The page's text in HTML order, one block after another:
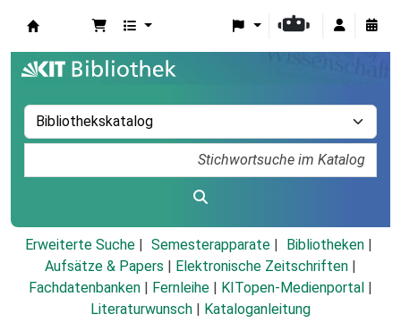
Erweiterte Suche Semesterapparate
Bibliotheken
Aufsätze & Papers
Elektronische Zeitschriften
Fachdatenbanken
Fernleihe KITopen-Medienportal
Literaturwunsch
Kataloganleitung